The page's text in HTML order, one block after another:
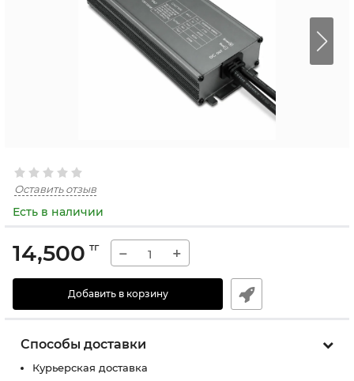
Оставить отзыв
Есть в наличии
14,500 тг − +
Добавить в корзину
Способы доставки
Курьерская доставка